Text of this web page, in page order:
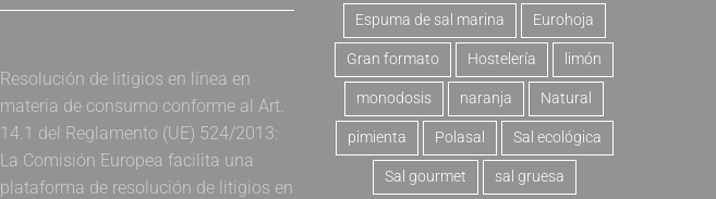
Resolución de litigios en línea en
materia de consumo conforme al Art.
14.1 del Reglamento (UE) 524/2013:
La Comisión Europea facilita una
plataforma de resolución de litigios en
Espuma de sal marina Eurohoja
Gran formato Hostelería limón
monodosis naranja Natural
pimienta Polasal Sal ecológica
Sal gourmet sal gruesa